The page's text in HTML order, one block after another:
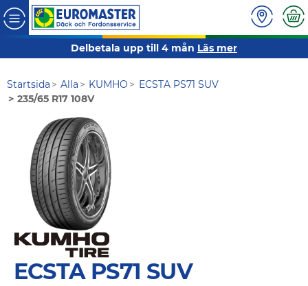
Delbetala upp till 4 mån Läs mer
Startsida Alla KUMHO
ECSTA PS71 SUV
235/65 R17 108V
ECSTA PS71 SUV